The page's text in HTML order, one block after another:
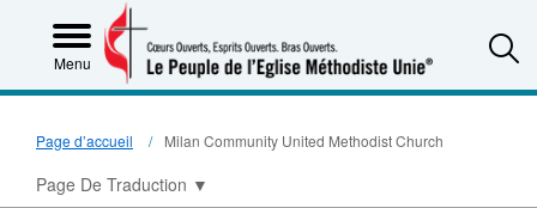
Menu
Page d’accueil Milan Community United Methodist Church
Page De Traduction ▼